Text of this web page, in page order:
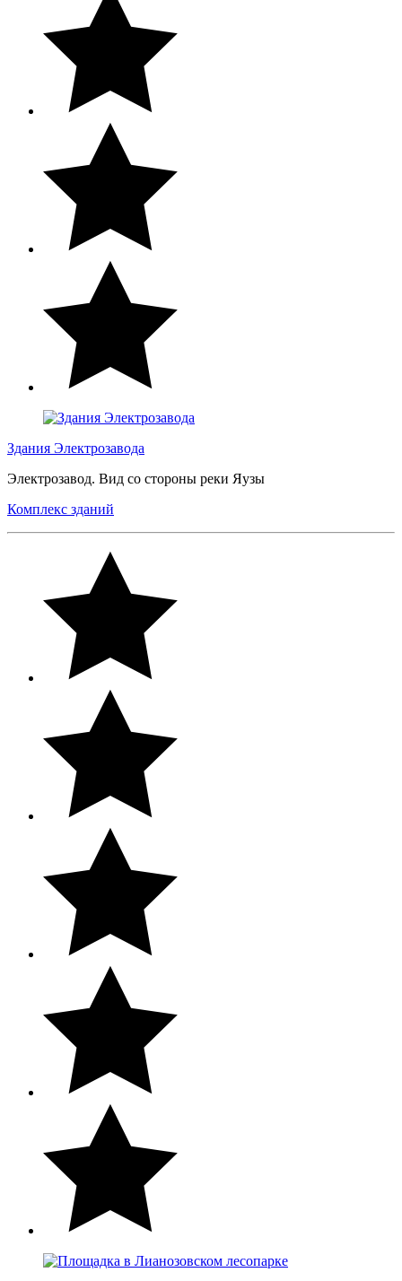
Здания Электрозавода
Электрозавод. Вид со стороны реки Яузы
Комплекс зданий